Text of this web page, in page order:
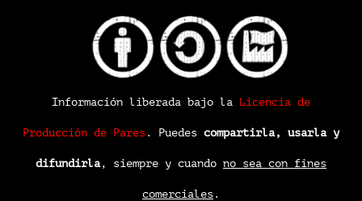
Información liberada bajo la Licencia de
Producción de Pares . Puedes compartirla, usarla y
difundirla, siempre y cuando no sea con fines
comerciales .